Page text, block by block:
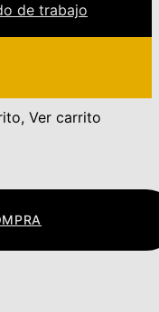
de trabajo
Ver carrito